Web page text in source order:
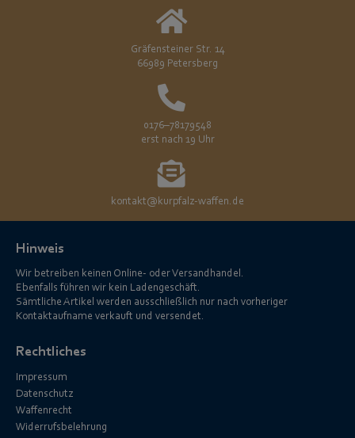
Gräfensteiner Str. 14
66989 Petersberg
0176–78179548
erst nach 19 Uhr
kontakt@kurpfalz-waffen.de
Hinweis
Wir betreiben keinen Online- oder Versandhandel.
Ebenfalls führen wir kein Ladengeschäft.
Sämtliche Artikel werden ausschließlich nur nach vorheriger
Kontaktaufname verkauft und versendet.
Rechtliches
Impressum
Datenschutz
Waffenrecht
Widerrufsbelehrung